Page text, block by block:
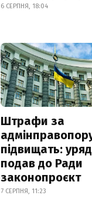
6 СЕРПНЯ, 18:04
Штрафи за
підвищать: уряд
подав до Ради
законопроєкт
7 СЕРПНЯ, 11:23